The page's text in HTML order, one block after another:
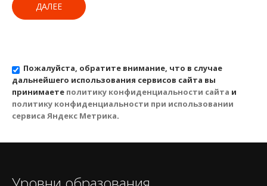
ДАЛЕЕ
Пожалуйста, обратите внимание, что в случае
дальнейшего использования сервисов сайта вы
принимаете политику конфиденциальности сайта и
политику конфиденциальности при использовании
сервиса Яндекс Метрика.